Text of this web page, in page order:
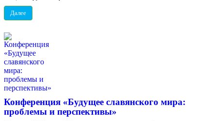
Далее
Конференция «Будущее славянского мира:
проблемы и перспективы»